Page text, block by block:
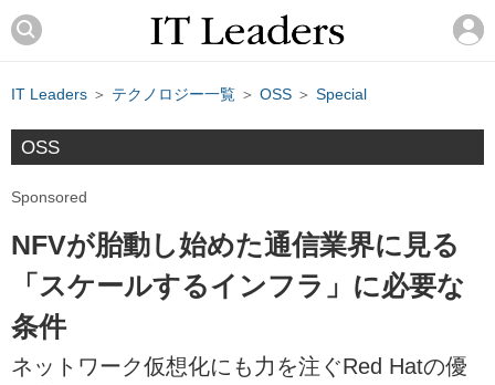
IT Leaders ＞ テクノロジー一覧 ＞ OSS ＞ Special
OSS
Sponsored
NFVが胎動し始めた通信業界に見る
「スケールするインフラ」に必要な
条件
ネットワーク仮想化にも力を注ぐRed Hatの優